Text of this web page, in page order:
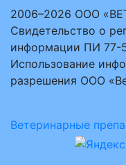
2006–2026 ООО
Свидетельство о
информации ПИ 77-
Использование
разрешения ООО
Ветеринарные